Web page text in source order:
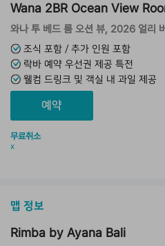
Wana 2BR Ocean View
와나 투 베드 룸 오션 뷰, 2026 얼리
조식 포함 / 추가 인원 포함
락바 예약 우선권 제공 특전
웰컴 드링크 및 객실 내 과일 제공
무료취소
x
맵 정보
Rimba by Ayana Bali